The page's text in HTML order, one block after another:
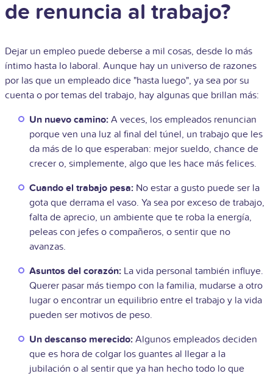
de renuncia al trabajo?
Dejar un empleo puede deberse a mil cosas, desde lo más
íntimo hasta lo laboral. Aunque hay un universo de razones
por las que un empleado dice "hasta luego", ya sea por su
cuenta o por temas del trabajo, hay algunas que brillan más:
Un nuevo camino: A veces, los empleados renuncian
porque ven una luz al final del túnel, un trabajo que les
da más de lo que esperaban: mejor sueldo, chance de
crecer o, simplemente, algo que les hace más felices.
Cuando el trabajo pesa: No estar a gusto puede ser la
gota que derrama el vaso. Ya sea por exceso de trabajo,
falta de aprecio, un ambiente que te roba la energía,
peleas con jefes o compañeros, o sentir que no
avanzas.
Asuntos del corazón: La vida personal también influye.
Querer pasar más tiempo con la familia, mudarse a otro
lugar o encontrar un equilibrio entre el trabajo y la vida
pueden ser motivos de peso.
Un descanso merecido: Algunos empleados deciden
que es hora de colgar los guantes al llegar a la
jubilación o al sentir que ya han hecho todo lo que